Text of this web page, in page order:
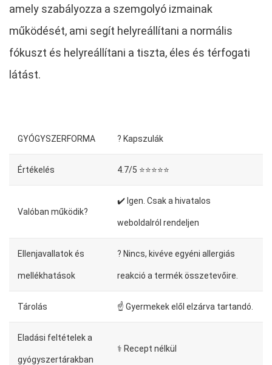
amely szabályozza a szemgolyó izmainak
működését, ami segít helyreállítani a normális
fókuszt és helyreállítani a tiszta, éles és térfogati
látást.
GYÓGYSZERFORMA ? Kapszulák
Értékelés 4.7/5 ⭐⭐⭐⭐⭐
Valóban működik?
✔️ Igen. Csak a hivatalos
weboldalról rendeljen
Ellenjavallatok és
mellékhatások
? Nincs, kivéve egyéni allergiás
reakció a termék összetevőire.
Tárolás ☝ Gyermekek elől elzárva tartandó.
Eladási feltételek a
gyógyszertárakban
⚕️ Recept nélkül